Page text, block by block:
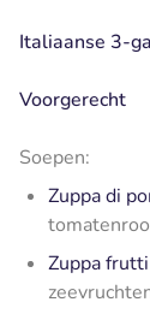
Italiaanse 3-
Voorgerecht
Soepen:
Zuppa di
Zuppa